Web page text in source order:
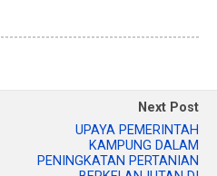
Next Post
UPAYA PEMERINTAH
KAMPUNG DALAM
PENINGKATAN PERTANIAN